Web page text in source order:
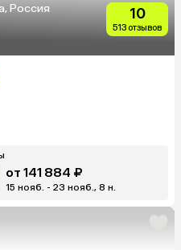
Россия 10
513 отзывов
от 141 884 ₽
15 нояб. - 23 нояб., 8 н.